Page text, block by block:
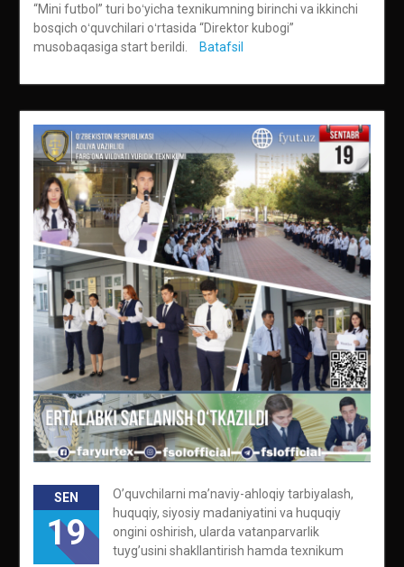
“Mini futbol” turi boʻyicha texnikumning birinchi va ikkinchi
bosqich oʻquvchilari oʻrtasida “Direktor kubogi”
musobaqasiga start berildi.
Batafsil
SEN
19
O’quvchilarni ma’naviy-ahloqiy tarbiyalash,
huquqiy, siyosiy madaniyatini va huquqiy
ongini oshirish, ularda vatanparvarlik
tuyg’usini shakllantirish hamda texnikum